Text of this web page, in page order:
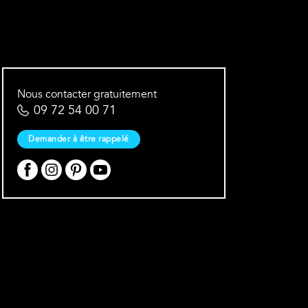
Nous contacter gratuitement
09 72 54 00 71
Demander à être rappelé